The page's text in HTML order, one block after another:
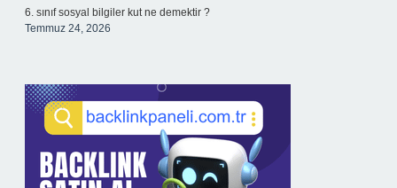
6. sınıf sosyal bilgiler kut ne demektir ?
Temmuz 24, 2026